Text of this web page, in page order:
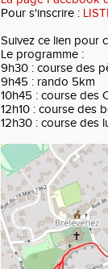
Pour s'inscrire :
Suivez ce lien pour
Le programme :
9h30 : course des
9h45 : rando 5km
10h45 : course des
12h10 : course des
12h30 : course des